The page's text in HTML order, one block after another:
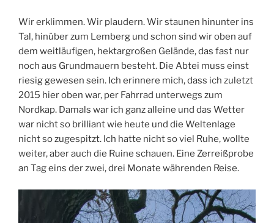
Wir erklimmen. Wir plaudern. Wir staunen hinunter ins
Tal, hinüber zum Lemberg und schon sind wir oben auf
dem weitläufigen, hektargroßen Gelände, das fast nur
noch aus Grundmauern besteht. Die Abtei muss einst
riesig gewesen sein. Ich erinnere mich, dass ich zuletzt
2015 hier oben war, per Fahrrad unterwegs zum
Nordkap. Damals war ich ganz alleine und das Wetter
war nicht so brilliant wie heute und die Weltenlage
nicht so zugespitzt. Ich hatte nicht so viel Ruhe, wollte
weiter, aber auch die Ruine schauen. Eine Zerreißprobe
an Tag eins der zwei, drei Monate währenden Reise.